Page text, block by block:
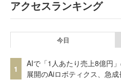
アクセスランキング
今日
1
AIで「1人あたり売上8億円
展開のAiロボティクス、急成